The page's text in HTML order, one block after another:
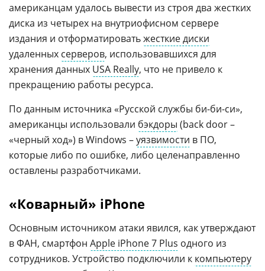
американцам удалось вывести из строя два жестких
диска из четырех на внутриофисном сервере
издания и отформатироватьжесткие диски
удаленных серверов, использовавшихся для
хранения данных USA Really, что не привело к
прекращению работы ресурса.
По данным источника «Русской службы би-би-си»,
американцы использовали бэкдоры (back door –
«черный ход») в Windows –уязвимости в ПО,
которые либо по ошибке, либо целенаправленно
оставлены разработчиками.
«Коварный» iPhone
Основным источником атаки явился, как утверждают
в ФАН, смартфон Apple iPhone 7 Plus одного из
сотрудников. Устройство подключили к компьютеру